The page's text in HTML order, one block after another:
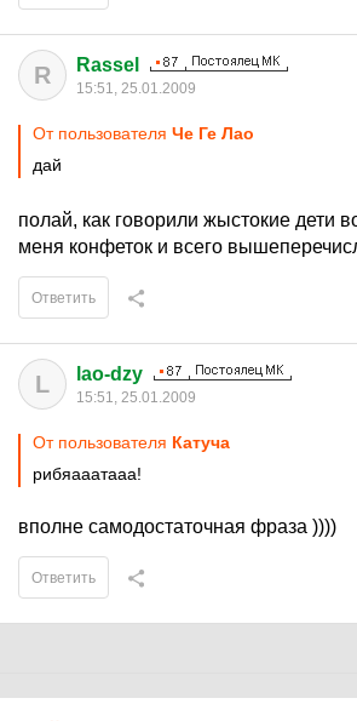
R Rassel
15:51, 25.01.2009
От пользователя Че Ге Лао
дай
полай, как говорили жыстокие дети
меня конфеток и всего
Ответить
L lao-dzy
15:51, 25.01.2009
От пользователя Катуча
рибяааатааа!
вполне самодостаточная фраза ))))
Ответить